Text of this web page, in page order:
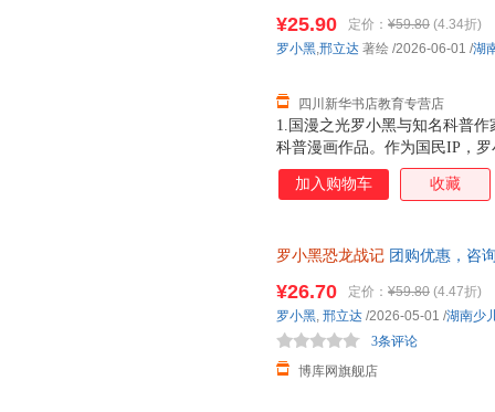
1.国漫之光罗小黑与知名科普
科普漫画作品。作为国民IP，
动画于2011年开始播放，B站
3.15亿票房，同名漫画书2015
得主，中国古生物学会科普工
20种恐龙的100+知识，兼具专
进恐龙世界，与这些史前巨兽
黑与恐龙猎人邢达达对话的方
¥25.90 定价： ¥59.80 (4.34折)
四川新华书店教育专营店
罗小黑,邢立达 著绘 /2026-06-01 /湖
加入购物车 收藏
罗小黑恐龙战记 团购优惠，咨
¥26.70 定价： ¥59.80 (4.47折)
博库网旗舰店
3条评论
罗小黑, 邢立达 /2026-05-01 /湖南少